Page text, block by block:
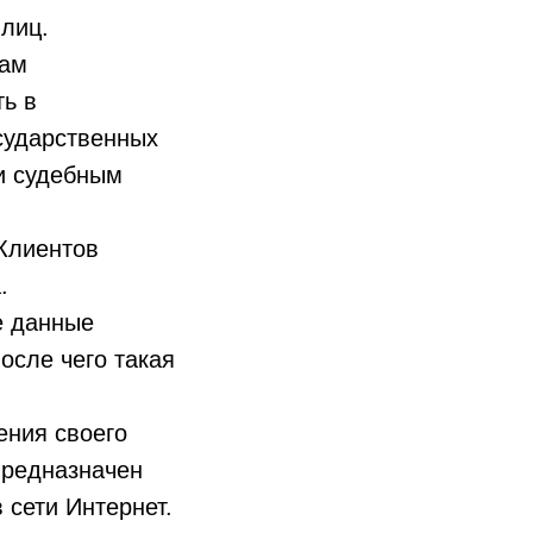
в
судебным
данные
чего такая
своего
Интернет.